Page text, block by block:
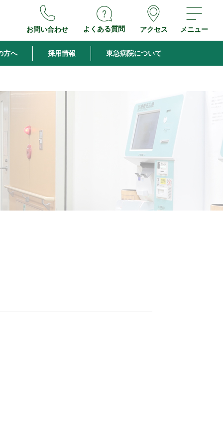
お問い合わせ よくある質問 アクセス メニュー
方へ 採用情報 東急病院について